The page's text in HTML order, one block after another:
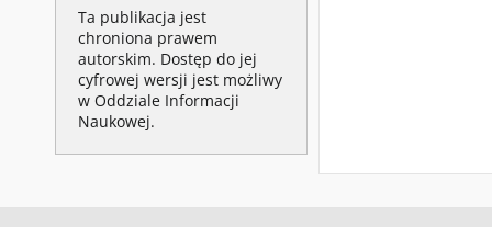
Ta publikacja jest
chroniona prawem
autorskim. Dostęp do jej
cyfrowej wersji jest możliwy
w Oddziale Informacji
Naukowej.